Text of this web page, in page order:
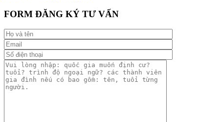
FORM ĐĂNG KÝ TƯ VẤN